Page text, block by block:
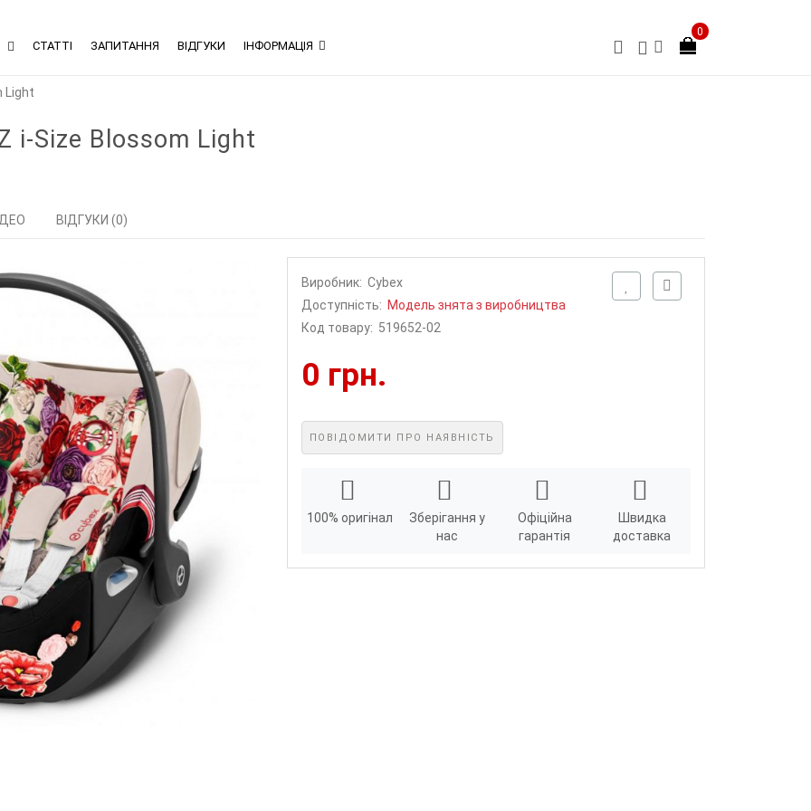
СТАТТІ ЗАПИТАННЯ ВІДГУКИ ІНФОРМАЦІЯ
0
Light
i-Size Blossom Light
ВІДГУКИ (0)
Виробник: Cybex
Доступність: Модель знята з виробництва
Код товару: 519652-02
0 грн.
ПОВІДОМИТИ ПРО НАЯВНІСТЬ
100% оригінал
Зберігання у
нас
Офіційна
гарантія
Швидка
доставка